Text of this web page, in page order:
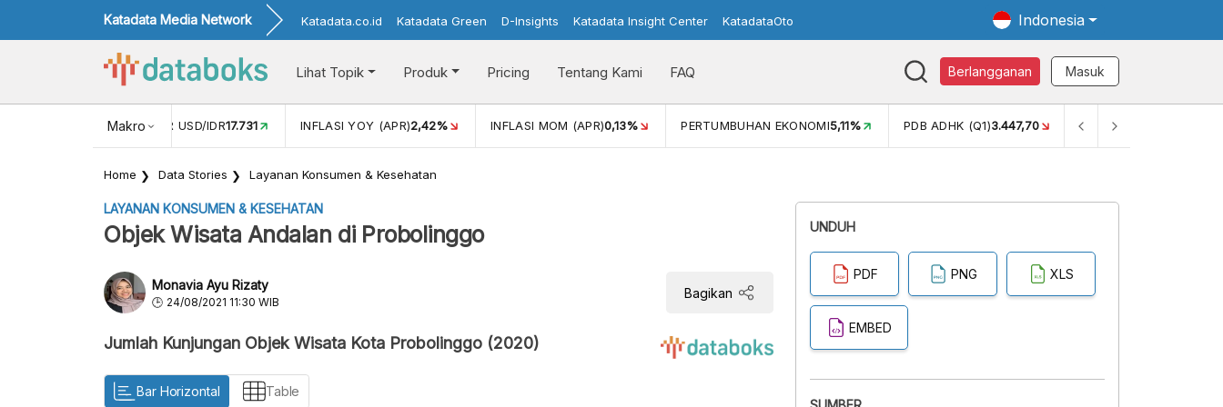
Katadata Media Network Katadata.co.id Katadata Green D-Insights Katadata Insight Center KatadataOto Indonesia
Lihat Topik Produk Pricing Tentang Kami FAQ Berlangganan Masuk
Makro
NILAI TUKAR USD/IDR17.731 INFLASI YOY (APR)2,42% INFLASI MOM (APR)0,13% PERTUMBUHAN EKONOMI5,11% PDB ADHK (Q1)3.447,70 GINI RASIO (SEM2)
Home Data Stories Layanan Konsumen & Kesehatan
LAYANAN KONSUMEN & KESEHATAN
Objek Wisata Andalan di Probolinggo
Monavia Ayu Rizaty
24/08/2021 11:30 WIB
Bagikan
Jumlah Kunjungan Objek Wisata Kota Probolinggo (2020)
Bar Horizontal Table
UNDUH
PDF PNG XLS
EMBED